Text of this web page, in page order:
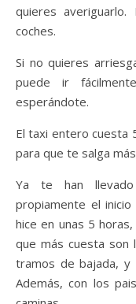
quieres
coches.
Si no quieres
puede ir
esperándote.
El taxi entero cuesta
para que te salga
Ya te han
propiamente el
hice en unas 5
que más cuesta son
tramos de bajada, y
Además, con los